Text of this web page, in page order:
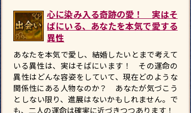
心に染み入る奇跡の愛！ 実はそ
ばにいる、あなたを本気で愛する
異性
あなたを本気で愛し、結婚したいとまで考えて
いる異性は、実はそばにいます！ その運命の
異性はどんな容姿をしていて、現在どのような
関係性にある人物なのか？ あなたが気づこう
としない限り、進展はないかもしれません。で
も、二人の運命は確実に近づきつつあります！